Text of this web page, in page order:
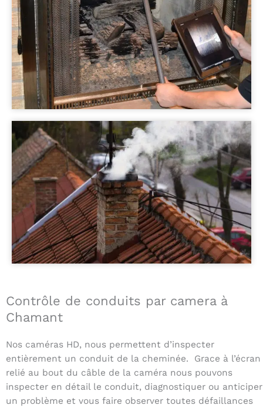
Contrôle de conduits par camera à
Chamant
Nos caméras HD, nous permettent d’inspecter
entièrement un conduit de la cheminée. Grace à l’écran
relié au bout du câble de la caméra nous pouvons
inspecter en détail le conduit, diagnostiquer ou anticiper
un problème et vous faire observer toutes défaillances